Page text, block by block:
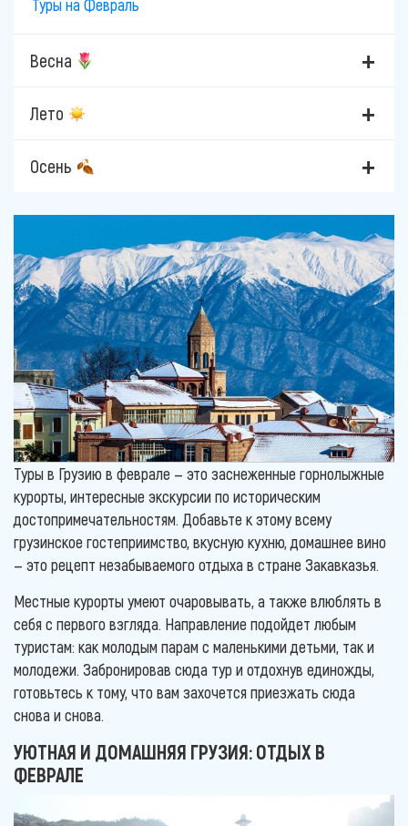
Туры на Февраль
Весна
Лето
Осень
Туры в Грузию в феврале — это заснеженные горнолыжные
курорты, интересные экскурсии по историческим
достопримечательностям. Добавьте к этому всему
грузинское гостеприимство, вкусную кухню, домашнее вино
— это рецепт незабываемого отдыха в стране Закавказья.
Местные курорты умеют очаровывать, а также влюблять в
себя с первого взгляда. Направление подойдет любым
туристам: как молодым парам с маленькими детьми, так и
молодежи. Забронировав сюда тур и отдохнув единожды,
готовьтесь к тому, что вам захочется приезжать сюда
снова и снова.
УЮТНАЯ И ДОМАШНЯЯ ГРУЗИЯ: ОТДЫХ В
ФЕВРАЛЕ